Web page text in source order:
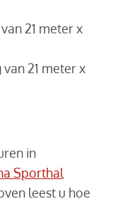
21 meter x
21 meter x
in
Sporthal
website)
leest u hoe